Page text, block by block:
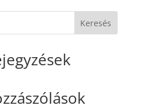
Keresés